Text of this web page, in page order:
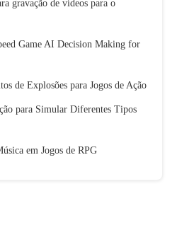
gravação de vídeos para o
Game AI Decision Making for
de Explosões para Jogos de Ação
para Simular Diferentes Tipos
em Jogos de RPG